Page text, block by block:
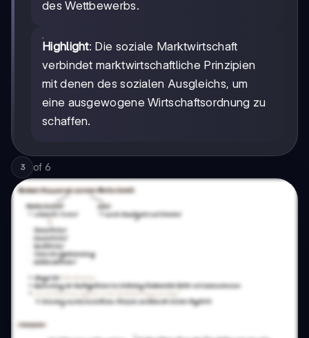
des Wettbewerbs.
Highlight: Die soziale Marktwirtschaft
verbindet marktwirtschaftliche Prinzipien
mit denen des sozialen Ausgleichs, um
eine ausgewogene Wirtschaftsordnung zu
schaffen.
3 of 6